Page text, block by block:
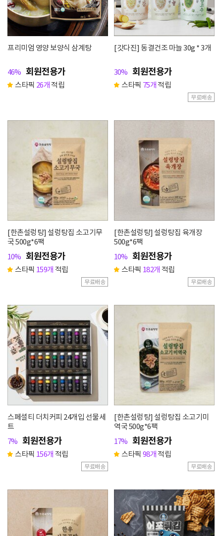
프리미엄 영양 보양식 삼계탕
46% 회원전용가
스타픽 26개적립
[갓다진] 동결건조 마늘 30g * 3개
30% 회원전용가
스타픽 75개적립
무료배송
[한촌설렁탕] 설렁탕집 소고기무
국 500g*6팩
10% 회원전용가
스타픽 159개 적립
무료배송
[한촌설렁탕] 설렁탕집 육개장
500g*6팩
10% 회원전용가
스타픽 182개 적립
무료배송
스페셜티 더치커피 24개입 선물세
트
7% 회원전용가
스타픽 156개 적립
무료배송
[한촌설렁탕] 설렁탕집 소고기미
역국 500g*6팩
17% 회원전용가
스타픽 98개적립
무료배송